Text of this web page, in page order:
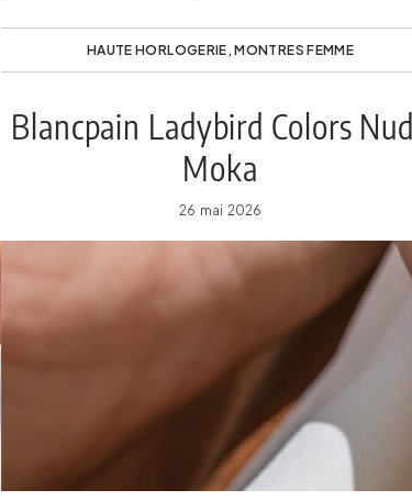
HAUTE HORLOGERIE,MONTRES FEMME
Blancpain Ladybird Colors
Moka
26 mai 2026